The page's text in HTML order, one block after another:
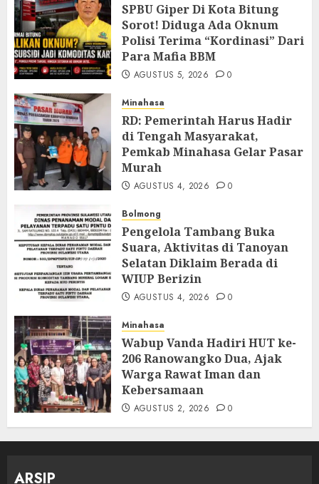
SPBU Giper Di Kota Bitung
Sorot! Diduga Ada Oknum
Polisi Terima “Kordinasi” Dari
Para Mafia BBM
AGUSTUS 5, 2026 0
Minahasa
RD: Pemerintah Harus Hadir
di Tengah Masyarakat,
Pemkab Minahasa Gelar Pasar
Murah
AGUSTUS 4, 2026 0
Bolmong
Pengelola Tambang Buka
Suara, Aktivitas di Tanoyan
Selatan Diklaim Berada di
WIUP Berizin
AGUSTUS 4, 2026 0
Minahasa
Wabup Vanda Hadiri HUT ke-
206 Ranowangko Dua, Ajak
Warga Rawat Iman dan
Kebersamaan
AGUSTUS 2, 2026 0
ARSIP